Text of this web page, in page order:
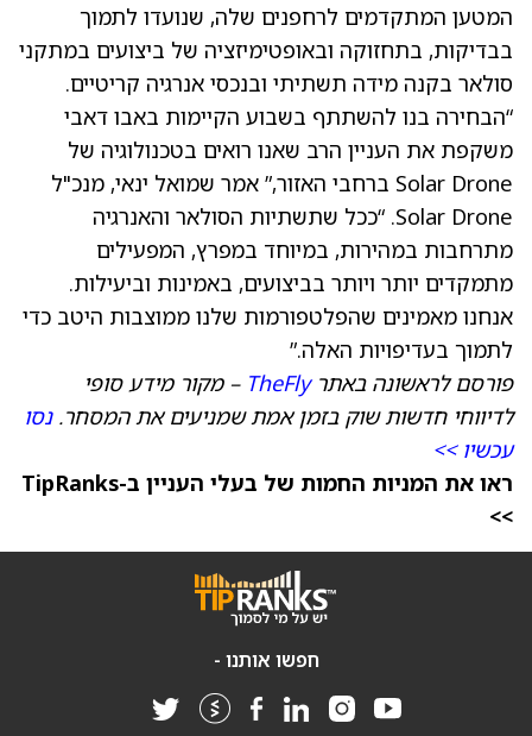
המטען המתקדמים לרחפנים שלה, שנועדו לתמוך
בבדיקות, בתחזוקה ובאופטימיזציה של ביצועים במתקני
סולאר בקנה מידה תשתיתי ובנכסי אנרגיה קריטיים.
“הבחירה בנו להשתתף בשבוע הקיימות באבו דאבי
משקפת את העניין הרב שאנו רואים בטכנולוגיה של
Solar Drone ברחבי האזור,” אמר שמואל ינאי, מנכ"ל
Solar Drone. “ככל שתשתיות הסולאר והאנרגיה
מתרחבות במהירות, במיוחד במפרץ, המפעילים
מתמקדים יותר ויותר בביצועים, באמינות וביעילות.
אנחנו מאמינים שהפלטפורמות שלנו ממוצבות היטב כדי
לתמוך בעדיפויות האלה.”
פורסם לראשונה באתרTheFly – מקור מידע סופי
לדיווחי חדשות שוק בזמן אמת שמניעים את המסחר.נסו
עכשיו >>
ראו את המניות החמות של בעלי העניין ב-TipRanks
>>
חפשו אותנו -